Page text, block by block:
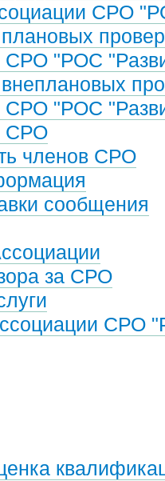
СРО
СРО "РОС
СРО "РОС
СРО
членов СРО
сообщения
за СРО
СРО